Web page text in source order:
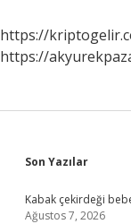
https://
https://
Sidebar
Son Yazılar
Kabak çekirdeği
Ağustos 7, 2026